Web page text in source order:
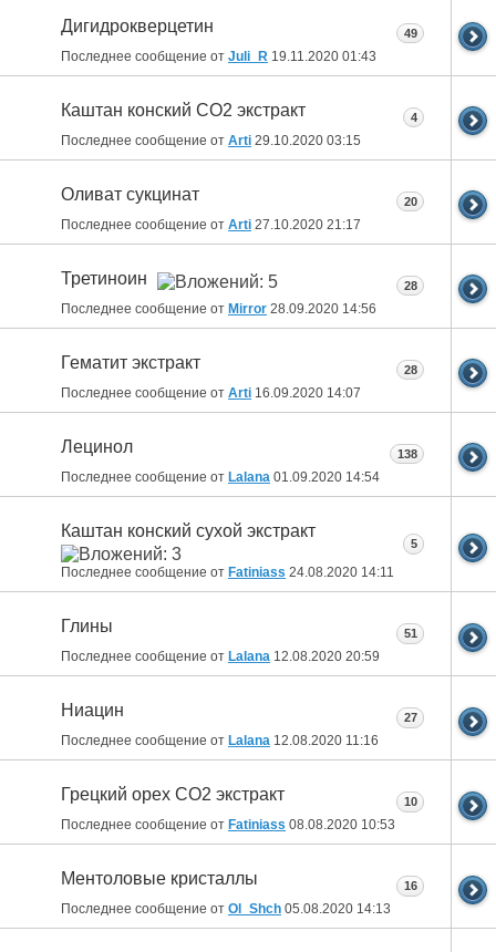
Дигидрокверцетин
Последнее сообщение от Juli_R 19.11.2020 01:43
49
Каштан конский СО2 экстракт
Последнее сообщение от Arti 29.10.2020 03:15
4
Оливат сукцинат
Последнее сообщение от Arti 27.10.2020 21:17
20
Третиноин
Последнее сообщение от Mirror 28.09.2020 14:56
28
Гематит экстракт
Последнее сообщение от Arti 16.09.2020 14:07
28
Лецинол
Последнее сообщение от Lalana 01.09.2020 14:54
138
Каштан конский сухой экстракт
Последнее сообщение от Fatiniass 24.08.2020 14:11
5
Глины
Последнее сообщение от Lalana 12.08.2020 20:59
51
Ниацин
Последнее сообщение от Lalana 12.08.2020 11:16
27
Грецкий орех СО2 экстракт
Последнее сообщение от Fatiniass 08.08.2020 10:53
10
Ментоловые кристаллы
Последнее сообщение от Ol_Shch 05.08.2020 14:13
16